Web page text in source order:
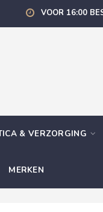
VOOR 16:00
& VERZORGING
MERKEN